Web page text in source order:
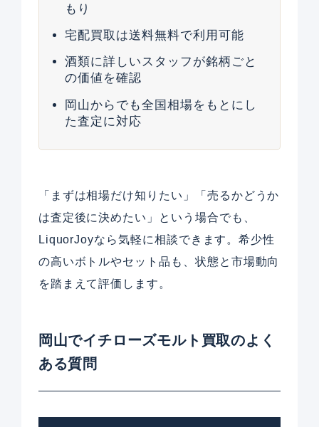
もり
宅配買取は送料無料で利用可能
酒類に詳しいスタッフが銘柄ごと
の価値を確認
岡山からでも全国相場をもとにし
た査定に対応
「まずは相場だけ知りたい」「売るかどうか
は査定後に決めたい」という場合でも、
LiquorJoyなら気軽に相談できます。希少性
の高いボトルやセット品も、状態と市場動向
を踏まえて評価します。
岡山でイチローズモルト買取のよく
ある質問